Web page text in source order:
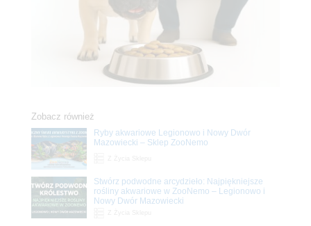
Zobacz również
Ryby akwariowe Legionowo i Nowy Dwór
Mazowiecki – Sklep ZooNemo
Stwórz podwodne arcydzieło: Najpiękniejsze
rośliny akwariowe w ZooNemo – Legionowo i
Nowy Dwór Mazowiecki